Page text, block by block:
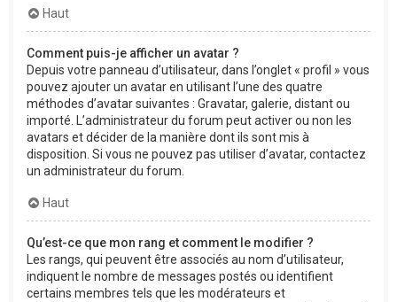
Haut
Comment puis-je afficher un avatar ?
Depuis votre panneau d’utilisateur, dans l’onglet « profil » vous
pouvez ajouter un avatar en utilisant l’une des quatre
méthodes d’avatar suivantes : Gravatar, galerie, distant ou
importé. L’administrateur du forum peut activer ou non les
avatars et décider de la manière dont ils sont mis à
disposition. Si vous ne pouvez pas utiliser d’avatar, contactez
un administrateur du forum.
Haut
Qu’est-ce que mon rang et comment le modifier ?
Les rangs, qui peuvent être associés au nom d’utilisateur,
indiquent le nombre de messages postés ou identifient
certains membres tels que les modérateurs et